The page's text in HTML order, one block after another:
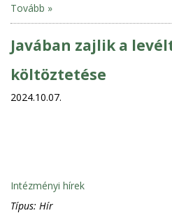
Tovább »
Javában zajlik a
költöztetése
2024.10.07.
Intézményi hírek
Típus: Hír